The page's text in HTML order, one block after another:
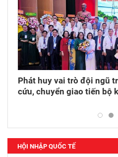
Phát huy vai trò đội ngũ
cứu, chuyển giao tiến bộ
HỘI NHẬP QUỐC TẾ